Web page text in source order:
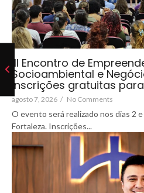
III Encontro de
Socioambiental e
inscrições gratuitas
agosto 7, 2026 / No Comments
O evento será realizado nos dias 2
Fortaleza. Inscrições...